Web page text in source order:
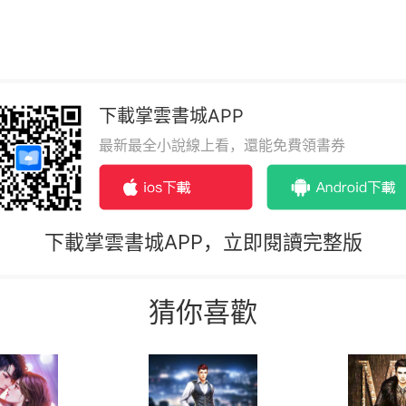
下載掌雲書城APP
最新最全小說線上看，還能免費領書券
下載掌雲書城APP，立即閱讀完整版
猜你喜歡